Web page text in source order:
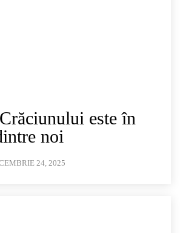
este în
noi
24, 2025